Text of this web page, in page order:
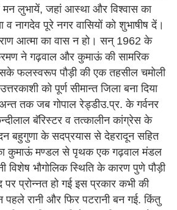
मन लुभायें, जहां आस्था और विश्वास का
व नागदेव पूरे नगर वासियों को शुभाषीष दें।
आत्मा का वास न हो। सन् 1962 के
ने गढ़वाल और कुमाऊं की सामरिक
फलस्वरूप पौड़ी की एक तहसील चमोली
को पूर्ण सीमान्त जिला बना दिया
तक जब गोपाल रेड्डीउ.प्र. के गर्वनर
बॅरिस्टर व तत्कालीन कांग्रेस के
बहुगुणा के सदप्रयास से देहरादून सहित
कुमाऊं मण्डल से पृथक एक गढ़वाल मंडल
विशेष भौगोलिक स्थिति के कारण पुणे पौड़ी
प्रोन्नत हो गई इस प्रकार कभी की
पहले रानी और फिर पटरानी बन गई. किंतु